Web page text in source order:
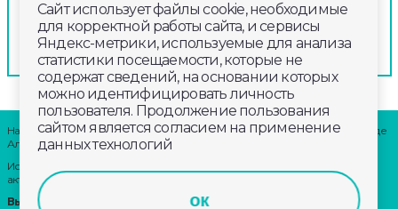
Наши партнеры: радио «LikeFm» 107,9 Fm во Владимире и 102,8 Fm в городе
Александрове
Использование материалов сайта допускается только при наличии
активной ссылки.
Выходные данные:
Сайт использует файлы cookie, необходимые
для корректной работы сайта, и сервисы
Яндекс-метрики, используемые для анализа
статистики посещаемости, которые не
содержат сведений, на основании которых
можно идентифицировать личность
пользователя. Продолжение пользования
сайтом является согласием на применение
данных технологий
ок